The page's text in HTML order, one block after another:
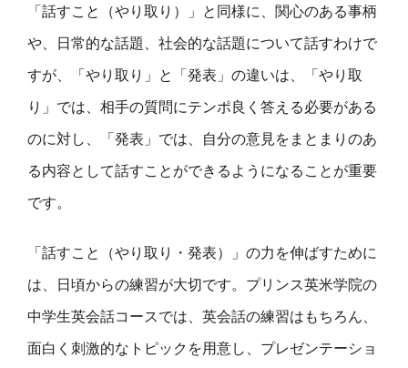
「話すこと（やり取り）」と同様に、関心のある事柄
や、日常的な話題、社会的な話題について話すわけで
すが、「やり取り」と「発表」の違いは、「やり取
り」では、相手の質問にテンポ良く答える必要がある
のに対し、「発表」では、自分の意見をまとまりのあ
る内容として話すことができるようになることが重要
です。
「話すこと（やり取り・発表）」の力を伸ばすために
は、日頃からの練習が大切です。プリンス英米学院の
中学生英会話コースでは、英会話の練習はもちろん、
面白く刺激的なトピックを用意し、プレゼンテーショ